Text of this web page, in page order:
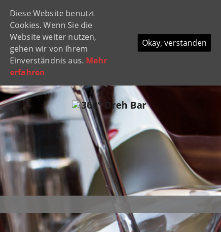
Diese Website benutzt
Cookies. Wenn Sie die
Website weiter nutzen,
gehen wir von Ihrem
Einverständnis aus. Mehr
erfahren
Okay, verstanden